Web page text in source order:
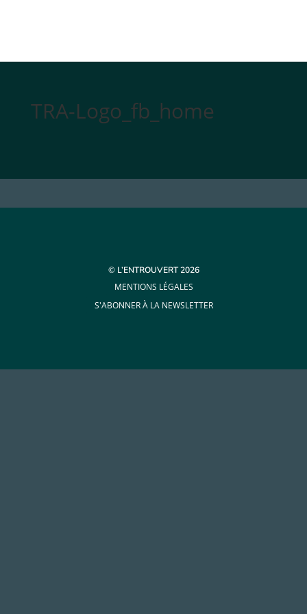
TRA-Logo_fb_home
© L’ENTROUVERT 2026
MENTIONS LÉGALES
S'ABONNER À LA NEWSLETTER